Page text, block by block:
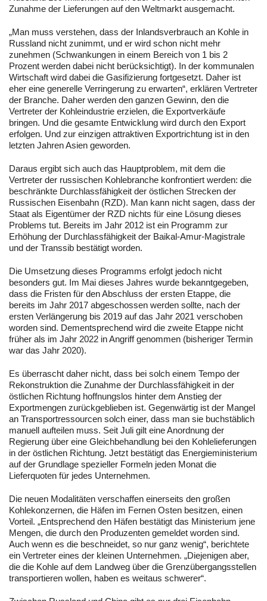
Zunahme der Lieferungen auf den Weltmarkt ausgemacht.
„Man muss verstehen, dass der Inlandsverbrauch an Kohle in
Russland nicht zunimmt, und er wird schon nicht mehr
zunehmen (Schwankungen in einem Bereich von 1 bis 2
Prozent werden dabei nicht berücksichtigt). In der kommunalen
Wirtschaft wird dabei die Gasifizierung fortgesetzt. Daher ist
eher eine generelle Verringerung zu erwarten“, erklären Vertreter
der Branche. Daher werden den ganzen Gewinn, den die
Vertreter der Kohleindustrie erzielen, die Exportverkäufe
bringen. Und die gesamte Entwicklung wird durch den Export
erfolgen. Und zur einzigen attraktiven Exportrichtung ist in den
letzten Jahren Asien geworden.
Daraus ergibt sich auch das Hauptproblem, mit dem die
Vertreter der russischen Kohlebranche konfrontiert werden: die
beschränkte Durchlassfähigkeit der östlichen Strecken der
Russischen Eisenbahn (RZD). Man kann nicht sagen, dass der
Staat als Eigentümer der RZD nichts für eine Lösung dieses
Problems tut. Bereits im Jahr 2012 ist ein Programm zur
Erhöhung der Durchlassfähigkeit der Baikal-Amur-Magistrale
und der Transsib bestätigt worden.
Die Umsetzung dieses Programms erfolgt jedoch nicht
besonders gut. Im Mai dieses Jahres wurde bekanntgegeben,
dass die Fristen für den Abschluss der ersten Etappe, die
bereits im Jahr 2017 abgeschossen werden sollte, nach der
ersten Verlängerung bis 2019 auf das Jahr 2021 verschoben
worden sind. Dementsprechend wird die zweite Etappe nicht
früher als im Jahr 2022 in Angriff genommen (bisheriger Termin
war das Jahr 2020).
Es überrascht daher nicht, dass bei solch einem Tempo der
Rekonstruktion die Zunahme der Durchlassfähigkeit in der
östlichen Richtung hoffnungslos hinter dem Anstieg der
Exportmengen zurückgeblieben ist. Gegenwärtig ist der Mangel
an Transportressourcen solch einer, dass man sie buchstäblich
manuell aufteilen muss. Seit Juli gilt eine Anordnung der
Regierung über eine Gleichbehandlung bei den Kohlelieferungen
in der östlichen Richtung. Jetzt bestätigt das Energieministerium
auf der Grundlage spezieller Formeln jeden Monat die
Lieferquoten für jedes Unternehmen.
Die neuen Modalitäten verschaffen einerseits den großen
Kohlekonzernen, die Häfen im Fernen Osten besitzen, einen
Vorteil. „Entsprechend den Häfen bestätigt das Ministerium jene
Mengen, die durch den Produzenten gemeldet worden sind.
Auch wenn es die beschneidet, so nur ganz wenig“, berichtete
ein Vertreter eines der kleinen Unternehmen. „Diejenigen aber,
die die Kohle auf dem Landweg über die Grenzübergangsstellen
transportieren wollen, haben es weitaus schwerer“.